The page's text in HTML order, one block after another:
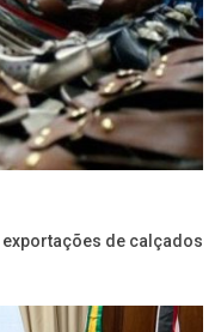
exportações de calçados